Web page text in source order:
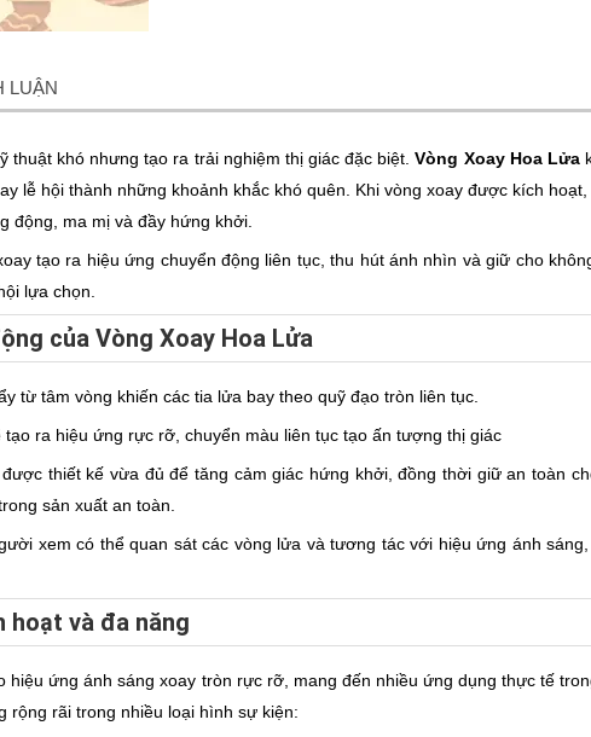
LUẬN
thuật khó nhưng tạo ra trải nghiệm thị giác đặc biệt.Vòng Xoay Hoa Lửa
lễ hội thành những khoảnh khắc khó quên. Khi vòng xoay được kích
động, ma mị và đầy hứng khởi.
tạo ra hiệu ứng chuyển động liên tục, thu hút ánh nhìn và giữ cho
lựa chọn.
của Vòng Xoay Hoa Lửa
từ tâm vòng khiến các tia lửa bay theo quỹ đạo tròn liên tục.
tạo ra hiệu ứng rực rỡ, chuyển màu liên tục tạo ấn tượng thị giác
thiết kế vừa đủ để tăng cảm giác hứng khởi, đồng thời giữ an toàn
sản xuất an toàn.
xem có thể quan sát các vòng lửa và tương tác với hiệu ứng ánh
hoạt và đa năng
hiệu ứng ánh sáng xoay tròn rực rỡ, mang đến nhiều ứng dụng thực tế
rộng rãi trong nhiều loại hình sự kiện: